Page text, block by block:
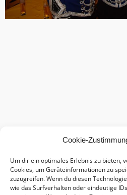
Cookie-
Um dir ein optimales Erlebnis zu bieten,
Cookies, um Geräteinformationen zu
zuzugreifen. Wenn du diesen
wie das Surfverhalten oder eindeutige